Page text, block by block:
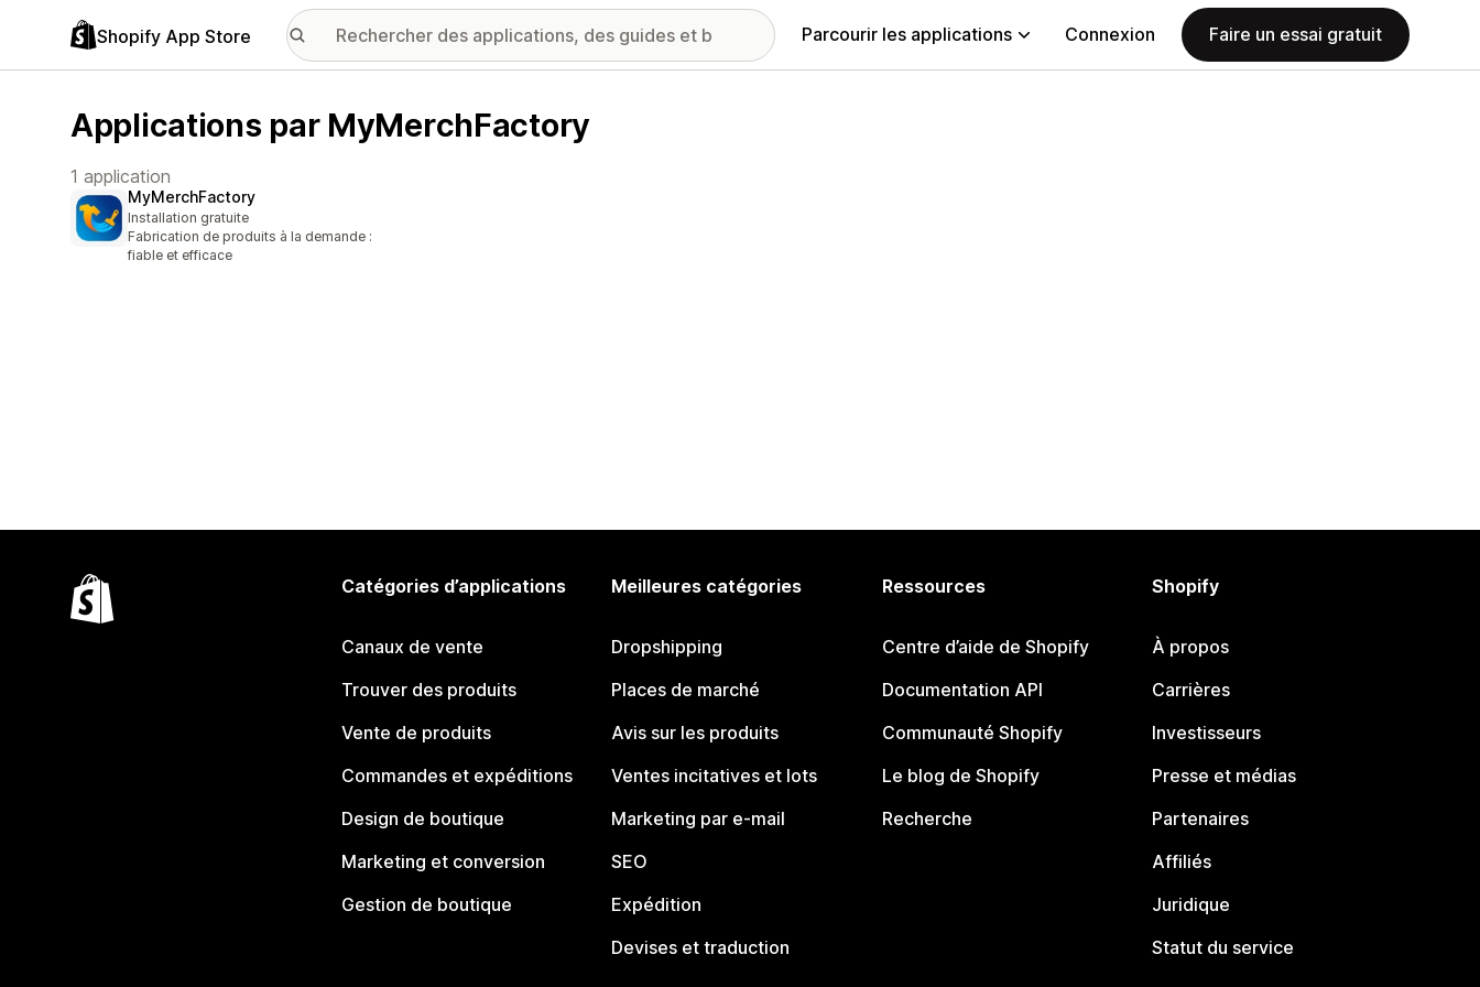
Shopify App Store Parcourir les applications Connexion Faire un essai gratuit
Applications par MyMerchFactory
1 application
MyMerchFactory
Installation gratuite
Fabrication de produits à la demande :
fiable et efficace
Catégories d’applications
Canaux de vente
Trouver des produits
Vente de produits
Commandes et expéditions
Design de boutique
Marketing et conversion
Gestion de boutique
Meilleures catégories
Dropshipping
Places de marché
Avis sur les produits
Ventes incitatives et lots
Marketing par e-mail
SEO
Expédition
Devises et traduction
Ressources
Centre d’aide de Shopify
Documentation API
Communauté Shopify
Le blog de Shopify
Recherche
Shopify
À propos
Carrières
Investisseurs
Presse et médias
Partenaires
Affiliés
Juridique
Statut du service